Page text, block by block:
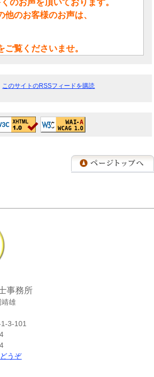
他のお客様のお声は、
ご覧くださいませ。
このサイトのRSSフィードを購読
事務所
雄
3-101
うぞ